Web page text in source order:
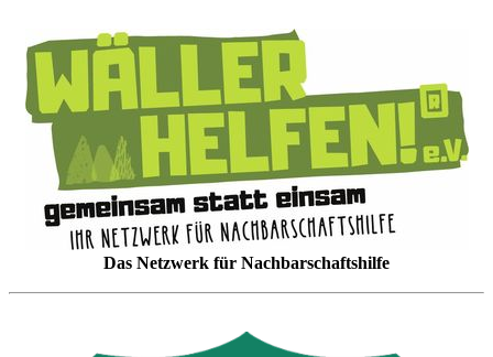
Das Netzwerk für Nachbarschaftshilfe